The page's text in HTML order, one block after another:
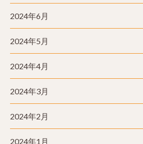
2024年6月
2024年5月
2024年4月
2024年3月
2024年2月
2024年1月